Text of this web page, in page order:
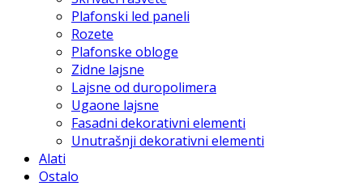
Plafonski led paneli
Rozete
Plafonske obloge
Zidne lajsne
Lajsne od duropolimera
Ugaone lajsne
Fasadni dekorativni elementi
Unutrašnji dekorativni elementi
Alati
Ostalo